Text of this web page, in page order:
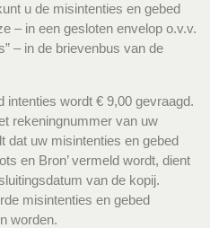
u de misintenties en gebed
– in een gesloten envelop o.v.v.
– in de brievenbus van de
intenties wordt € 9,00 gevraagd.
rekeningnummer van uw
dat uw misintenties en gebed
en Bron’ vermeld wordt, dient
van de kopij.
misintenties en gebed
worden.